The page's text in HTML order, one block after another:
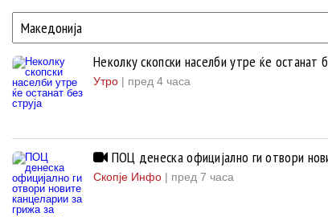
Неколку скопски населби утре ќе останат
Утро | пред 4 часа
ПОЦ денеска официјално ги отвори
Скопје Инфо | пред 7 часа